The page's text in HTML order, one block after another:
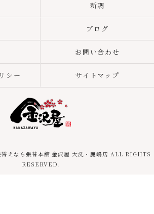
新調
ブログ
お問い合わせ
シー サイトマップ
えなら張替本舗 金沢屋 大洗・鹿嶋店 ALL RIGHTS
RESERVED.